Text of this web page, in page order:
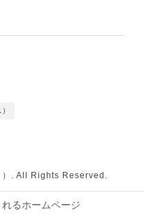
. All Rights Reserved.
るホームページ